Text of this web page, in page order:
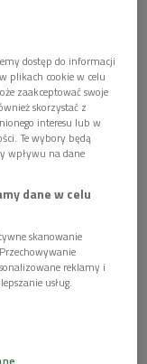
"Zbędni",
ze
tajemnic,
dostęp do informacji
plikach cookie w celu
zaakceptować swoje
skorzystać z
interesu lub w
Te wybory będą
wpływu na dane
dane w celu
skanowanie
reklamy i
usług.